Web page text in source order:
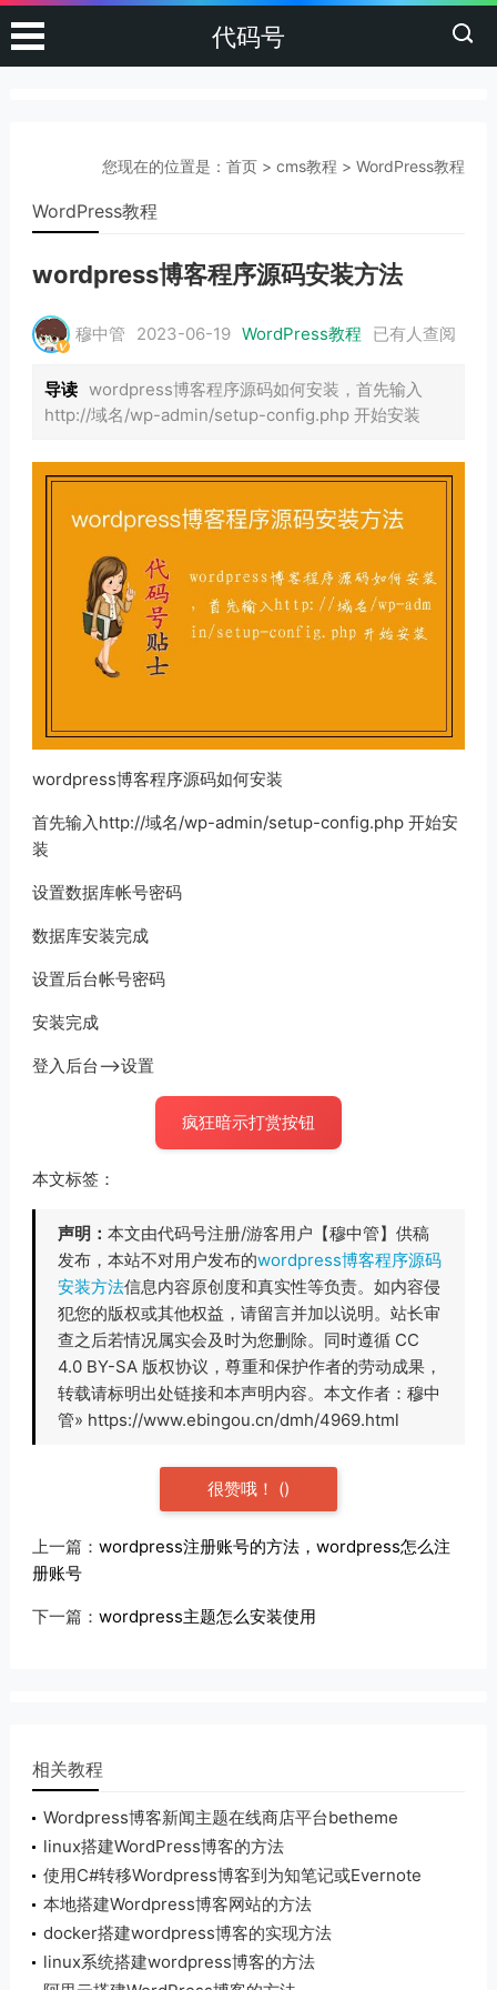
代码号
您现在的位置是：首页 >cms教程 >WordPress教程
WordPress教程
wordpress博客程序源码安装方法
穆中管 2023-06-19 WordPress教程 已有人查阅
导读 wordpress博客程序源码如何安装，首先输入
http://域名/wp-admin/setup-config.php 开始安装
wordpress博客程序源码如何安装
首先输入http://域名/wp-admin/setup-config.php 开始安
装
设置数据库帐号密码
数据库安装完成
设置后台帐号密码
安装完成
登入后台-->设置
疯狂暗示打赏按钮
本文标签：
声明： 本文由代码号注册/游客用户【穆中管】供稿
发布，本站不对用户发布的wordpress博客程序源码
安装方法信息内容原创度和真实性等负责。如内容侵
犯您的版权或其他权益，请留言并加以说明。站长审
查之后若情况属实会及时为您删除。同时遵循 CC
4.0 BY-SA 版权协议，尊重和保护作者的劳动成果，
转载请标明出处链接和本声明内容。本文作者：穆中
管» https://www.ebingou.cn/dmh/4969.html
很赞哦！ ()
上一篇： wordpress注册账号的方法，wordpress怎么注
册账号
下一篇： wordpress主题怎么安装使用
相关教程
Wordpress博客新闻主题在线商店平台betheme
21.5.6版
linux搭建WordPress博客的方法
使用C#转移Wordpress博客到为知笔记或Evernote
的方法
本地搭建Wordpress博客网站的方法
docker搭建wordpress博客的实现方法
linux系统搭建wordpress博客的方法